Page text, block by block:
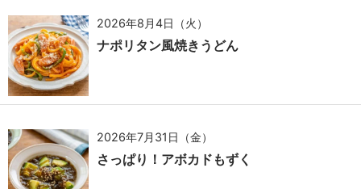
2026年8月4日（火）
ナポリタン風焼きうどん
2026年7月31日（金）
さっぱり！アボカドもずく